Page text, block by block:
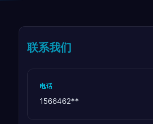
联系我们
电话
1566462**